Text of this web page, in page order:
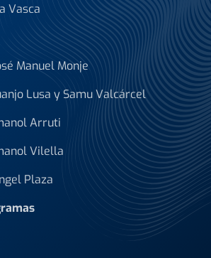
Vasca
Manuel Monje
Lusa y Samu Valcárcel
Arruti
Vilella
Plaza